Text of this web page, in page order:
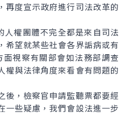
度宣示政府進行司法改革的
權團體不完全都是來自司法
希望就某些社會各界詬病或有
視察有關部會如法務部調查
權與法律角度來看會有問題的
，檢察官申請監聽票都要經
一些疑慮，我們會設法進一步